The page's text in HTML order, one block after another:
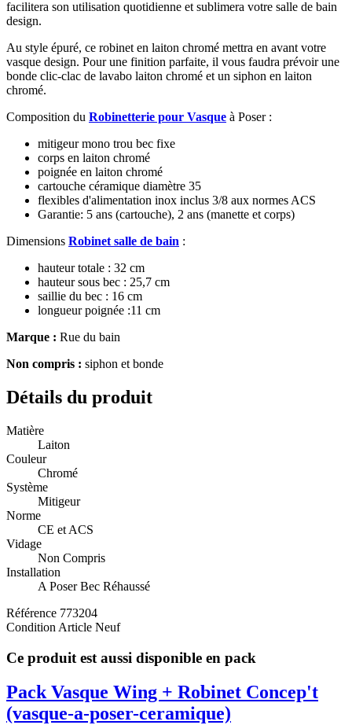
facilitera son utilisation quotidienne et sublimera votre salle de bain
design.
Au style épuré, ce robinet en laiton chromé mettra en avant votre
vasque design. Pour une finition parfaite, il vous faudra prévoir une
bonde clic-clac de lavabo laiton chromé et un siphon en laiton
chromé.
Composition du Robinetterie pour Vasque à Poser :
mitigeur mono trou bec fixe
corps en laiton chromé
poignée en laiton chromé
cartouche céramique diamètre 35
flexibles d'alimentation inox inclus 3/8 aux normes ACS
Garantie: 5 ans (cartouche), 2 ans (manette et corps)
Dimensions Robinet salle de bain :
hauteur totale : 32 cm
hauteur sous bec : 25,7 cm
saillie du bec : 16 cm
longueur poignée :11 cm
Marque : Rue du bain
Non compris : siphon et bonde
Détails du produit
Matière
Laiton
Couleur
Chromé
Système
Mitigeur
Norme
CE et ACS
Vidage
Non Compris
Installation
A Poser Bec Réhaussé
Référence 773204
Condition Article Neuf
Ce produit est aussi disponible en pack
Pack Vasque Wing + Robinet Concep't
(vasque-a-poser-ceramique)